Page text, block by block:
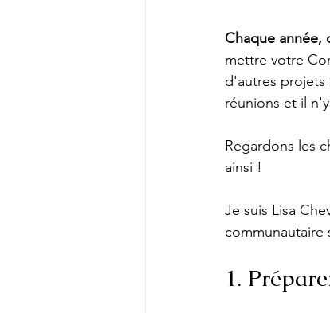
Chaque année,
mettre votre
d'autres projets
réunions et il
Regardons les
ainsi !
Je suis Lisa
1.